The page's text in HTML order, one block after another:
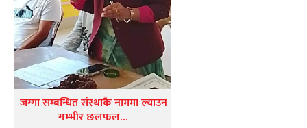
जग्गा सम्बन्धित संस्थाकै नाममा ल्याउन
गम्भीर छलफल…